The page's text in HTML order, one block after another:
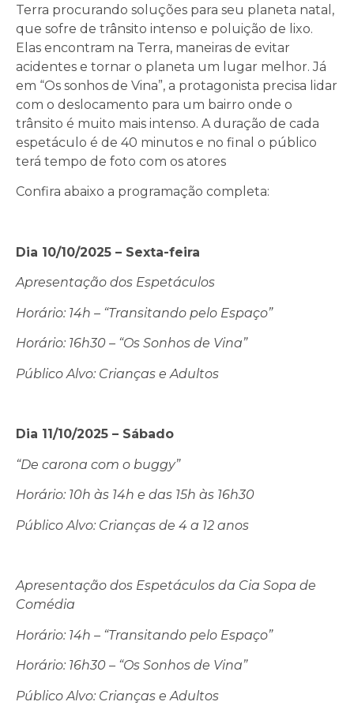
Terra procurando soluções para seu planeta natal,
que sofre de trânsito intenso e poluição de lixo.
Elas encontram na Terra, maneiras de evitar
acidentes e tornar o planeta um lugar melhor. Já
em “Os sonhos de Vina”, a protagonista precisa lidar
com o deslocamento para um bairro onde o
trânsito é muito mais intenso. A duração de cada
espetáculo é de 40 minutos e no final o público
terá tempo de foto com os atores
Confira abaixo a programação completa:
Dia 10/10/2025 – Sexta-feira
Apresentação dos Espetáculos
Horário: 14h – “Transitando pelo Espaço”
Horário: 16h30 – “Os Sonhos de Vina”
Público Alvo: Crianças e Adultos
Dia 11/10/2025 – Sábado
“De carona com o buggy”
Horário: 10h às 14h e das 15h às 16h30
Público Alvo: Crianças de 4 a 12 anos
Apresentação dos Espetáculos da Cia Sopa de
Comédia
Horário: 14h – “Transitando pelo Espaço”
Horário: 16h30 – “Os Sonhos de Vina”
Público Alvo: Crianças e Adultos